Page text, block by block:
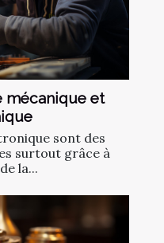
mécanique et
sont des
surtout grâce à
la...